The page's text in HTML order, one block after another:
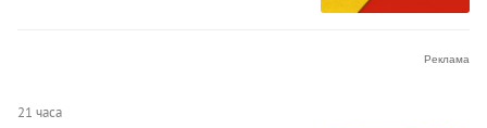
21 часа